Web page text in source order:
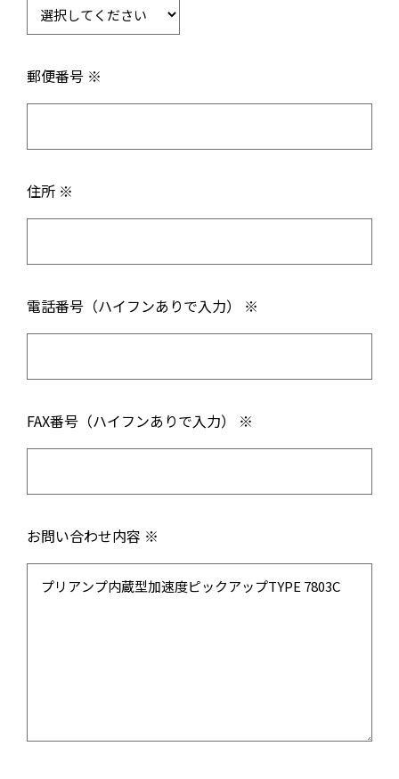
郵便番号 ※
住所 ※
電話番号（ハイフンありで入力） ※
FAX番号（ハイフンありで入力） ※
お問い合わせ内容 ※